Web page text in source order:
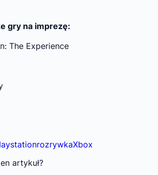
gry na imprezę:
The Experience
rozrywkaXbox
artykuł?